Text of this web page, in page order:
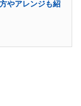
やアレンジも紹